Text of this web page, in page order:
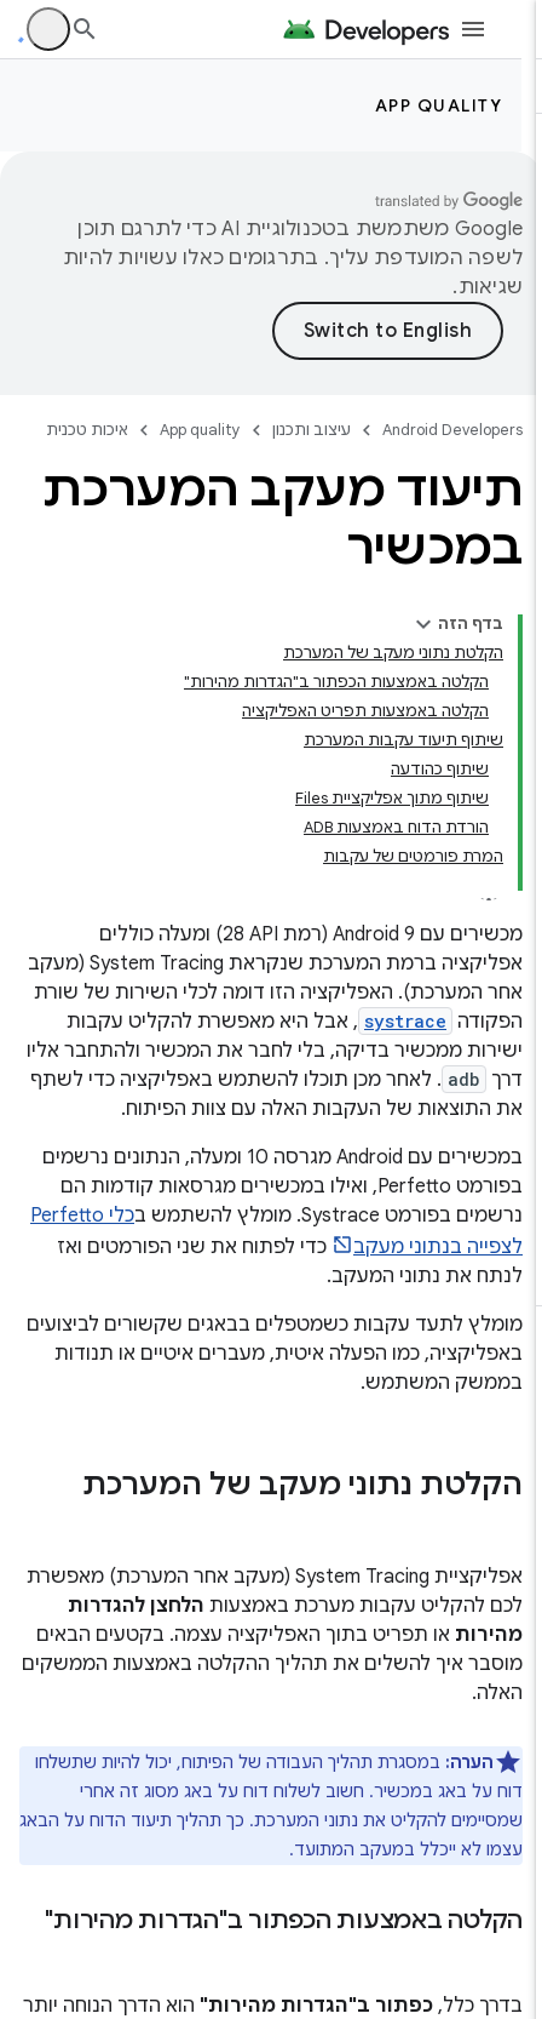
APP QUALITY
‫Google משתמשת בטכנולוגיית AI כדי לתרגם תוכן
לשפה המועדפת עליך. בתרגומים כאלו עשויות להיות
שגיאות.
Android Developers עיצוב ותכנון App quality איכות טכנית
תיעוד מעקב המערכת
במכשיר
בדף הזה
הקלטת נתוני מעקב של המערכת
הקלטה באמצעות הכפתור ב"הגדרות מהירות"
הקלטה באמצעות תפריט האפליקציה
שיתוף תיעוד עקבות המערכת
שיתוף כהודעה
שיתוף מתוך אפליקציית Files
הורדת הדוח באמצעות ADB
המרת פורמטים של עקבות
מכשירים עם Android 9 (רמת API‏ 28) ומעלה כוללים
אפליקציה ברמת המערכת שנקראת System Tracing (מעקב
אחר המערכת). האפליקציה הזו דומה לכלי השירות של שורת
הפקודה
systrace , אבל היא מאפשרת להקליט עקבות
ישירות ממכשיר בדיקה, בלי לחבר את המכשיר ולהתחבר אליו
דרך
adb . לאחר מכן תוכלו להשתמש באפליקציה כדי לשתף
את התוצאות של העקבות האלה עם צוות הפיתוח.
במכשירים עם Android מגרסה 10 ומעלה, הנתונים נרשמים
בפורמט Perfetto, ואילו במכשירים מגרסאות קודמות הם
נרשמים בפורמט Systrace. מומלץ להשתמש ב
כלי Perfetto
לצפייה בנתוני מעקב
כדי לפתוח את שני הפורמטים ואז
לנתח את נתוני המעקב.
מומלץ לתעד עקבות כשמטפלים בבאגים שקשורים לביצועים
באפליקציה, כמו הפעלה איטית, מעברים איטיים או תנודות
בממשק המשתמש.
הקלטת נתוני מעקב של המערכת
אפליקציית System Tracing (מעקב אחר המערכת) מאפשרת
לכם להקליט עקבות מערכת באמצעותהלחצן להגדרות
מהירותאו תפריט בתוך האפליקציה עצמה. בקטעים הבאים
מוסבר איך להשלים את תהליך ההקלטה באמצעות הממשקים
האלה.
הערה:במסגרת תהליך העבודה של הפיתוח, יכול להיות שתשלחו
דוח על באג במכשיר. חשוב לשלוח דוח על באג מסוג זה אחרי
שמסיימים להקליט את נתוני המערכת. כך תהליך תיעוד הדוח על הבאג
עצמו לא ייכלל במעקב המתועד.
הקלטה באמצעות הכפתור ב"הגדרות מהירות"
בדרך כלל,כפתור ב"הגדרות מהירות"הוא הדרך הנוחה יותר